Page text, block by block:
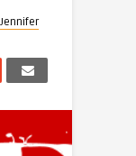
Jennifer